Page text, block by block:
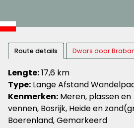
Route details Dwars door
Lengte:17,6 km
Type: Lange Afstand
Kenmerken: Meren, plassen en
vennen, Bosrijk, Heide en
Boerenland, Gemarkeerd